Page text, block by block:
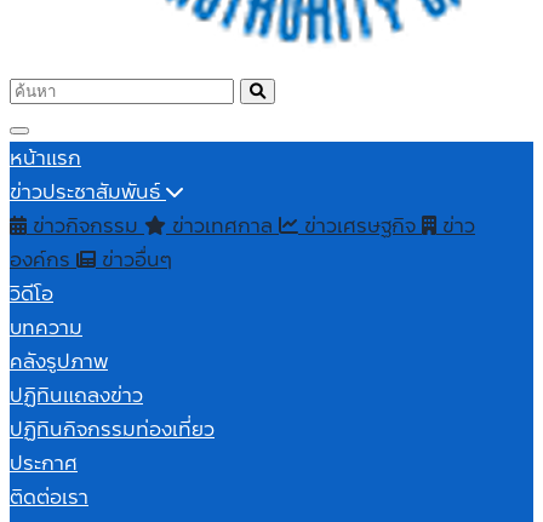
หน้าแรก
ข่าวประชาสัมพันธ์
ข่าวกิจกรรม
ข่าวเทศกาล ข่าวเศรษฐกิจ ข่าว
องค์กร
ข่าวอื่นๆ
วิดีโอ
บทความ
คลังรูปภาพ
ปฏิทินแถลงข่าว
ปฏิทินกิจกรรมท่องเที่ยว
ประกาศ
ติดต่อเรา